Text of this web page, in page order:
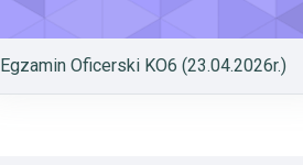
Egzamin Oficerski KO6 (23.04.2026r.)